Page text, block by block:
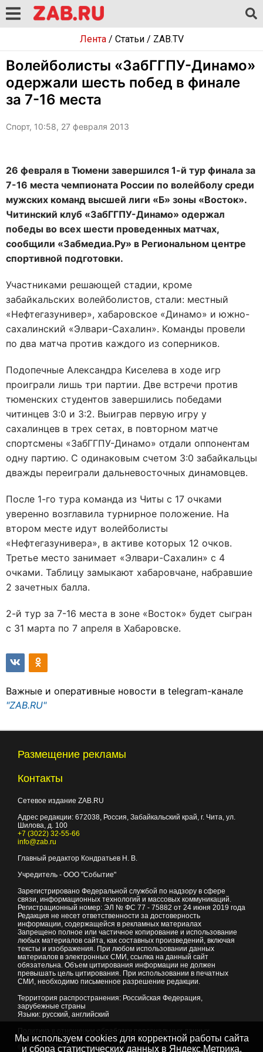
Лента/ Статьи/ ZAB.TV
Волейболисты «ЗабГГПУ-Динамо»
одержали шесть побед в финале
за 7-16 места
Спорт, 10:58, 27 февраля 2013
26 февраля в Тюмени завершился 1-й тур финала за
7-16 места чемпионата России по волейболу среди
мужских команд высшей лиги «Б» зоны «Восток».
Читинский клуб «ЗабГГПУ-Динамо» одержал
победы во всех шести проведенных матчах,
сообщили «Забмедиа.Ру» в Региональном центре
спортивной подготовки.
Участниками решающей стадии, кроме
забайкальских волейболистов, стали: местный
«Нефтегазунивер», хабаровское «Динамо» и южно-
сахалинский «Элвари-Сахалин». Команды провели
по два матча против каждого из соперников.
Подопечные Александра Киселева в ходе игр
проиграли лишь три партии. Две встречи против
тюменских студентов завершились победами
читинцев 3:0 и 3:2. Выиграв первую игру у
сахалинцев в трех сетах, в повторном матче
спортсмены «ЗабГГПУ-Динамо» отдали оппонентам
одну партию. С одинаковым счетом 3:0 забайкальцы
дважды переиграли дальневосточных динамовцев.
После 1-го тура команда из Читы с 17 очками
уверенно возглавила турнирное положение. На
втором месте идут волейболисты
«Нефтегазунивера», в активе которых 12 очков.
Третье место занимает «Элвари-Сахалин» с 4
очками. Таблицу замыкают хабаровчане, набравшие
2 зачетных балла.
2-й тур за 7-16 места в зоне «Восток» будет сыгран
с 31 марта по 7 апреля в Хабаровске.
Важные и оперативные новости в telegram-канале
"ZAB.RU"
Размещение рекламы
Контакты
Сетевое издание ZAB.RU
Адрес редакции: 672038, Россия, Забайкальский край, г. Чита, ул.
Шилова, д. 100
+7 (3022) 32-55-66
info@zab.ru
Главный редактор Кондратьев Н. В.
Учредитель - ООО "Событие"
Зарегистрировано Федеральной службой по надзору в сфере
связи, информационных технологий и массовых коммуникаций.
Регистрационный номер: ЭЛ № ФС 77 - 75882 от 24 июня 2019 года
Редакция не несет ответственности за достоверность
информации, содержащейся в рекламных материалах
Запрещено полное или частичное копирование и использование
любых материалов сайта, как составных произведений, включая
тексты и изображения. При любом использовании данных
материалов в электронных СМИ, ссылка на данный сайт
обязательна. Объем цитирования информации не должен
превышать цель цитирования. При использовании в печатных
СМИ, необходимо письменное разрешение редакции.
Территория распространения: Российская Федерация,
зарубежные страны
Языки: русский, английский
© 2007 - 2026Портал Читы и Забайкальского края
Мы используем cookies для корректной работы сайта
и сбора статистических данных в Яндекс.Метрика,